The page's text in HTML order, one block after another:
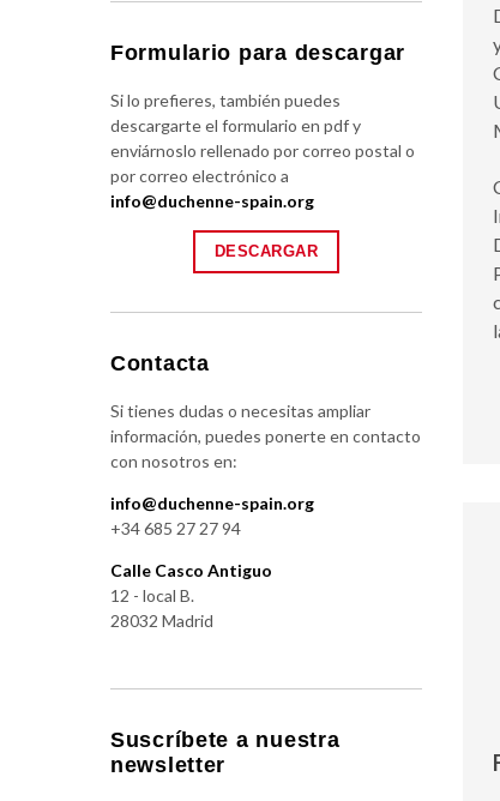
Formulario para descargar
Si lo prefieres, también puedes
descargarte el formulario en pdf y
enviárnoslo rellenado por correo postal o
por correo electrónico a
info@duchenne-spain.org
DESCARGAR
Contacta
Si tienes dudas o necesitas ampliar
información, puedes ponerte en contacto
con nosotros en:
info@duchenne-spain.org
+34 685 27 27 94
Calle Casco Antiguo
12 - local B.
28032 Madrid
Suscríbete a nuestra
newsletter